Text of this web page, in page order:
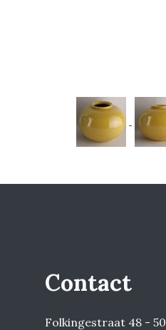
Contact
Folkingestraat 48 - 50